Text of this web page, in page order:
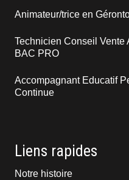
Animateur/trice en
Technicien Conseil Vente
BAC PRO
Accompagnant Educatif
Continue
Liens rapides
Notre histoire